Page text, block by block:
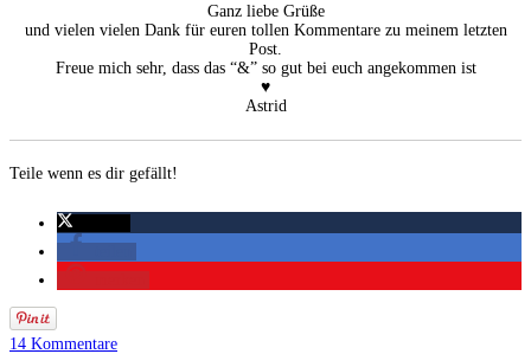
Ganz liebe Grüße
und vielen vielen Dank für euren tollen Kommentare zu meinem letzten
Post.
Freue mich sehr, dass das “&” so gut bei euch angekommen ist
♥
Astrid
Teile wenn es dir gefällt!
14 Kommentare